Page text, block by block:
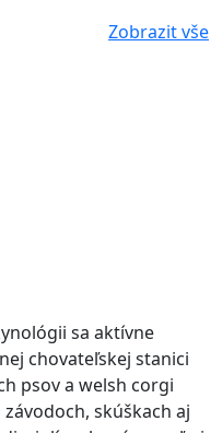
Zobrazit vše
sa aktívne
chovateľskej stanici
psov a welsh corgi
skúškach aj